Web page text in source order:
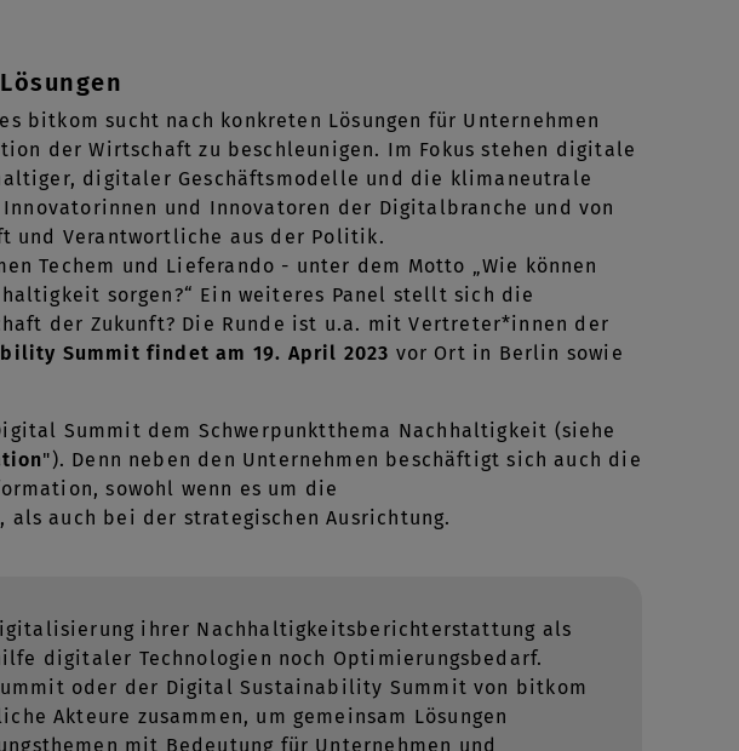
bitkom sucht nach konkreten Lösungen für Unternehmen
der Wirtschaft zu beschleunigen. Im Fokus stehen digitale
digitaler Geschäftsmodelle und die klimaneutrale
und Innovatoren der Digitalbranche und von
und Verantwortliche aus der Politik.
Techem und Lieferando - unter dem Motto „Wie können
sorgen?“ Ein weiteres Panel stellt sich die
der Zukunft? Die Runde ist u.a. mit Vertreter*innen der
Summit findet am 19. April 2023 vor Ort in Berlin sowie
Summit dem Schwerpunktthema Nachhaltigkeit (siehe
"). Denn neben den Unternehmen beschäftigt sich auch die
sowohl wenn es um die
auch bei der strategischen Ausrichtung.
ihrer Nachhaltigkeitsberichterstattung als
digitaler Technologien noch Optimierungsbedarf.
oder der Digital Sustainability Summit von bitkom
Akteure zusammen, um gemeinsam Lösungen
mit Bedeutung für Unternehmen und